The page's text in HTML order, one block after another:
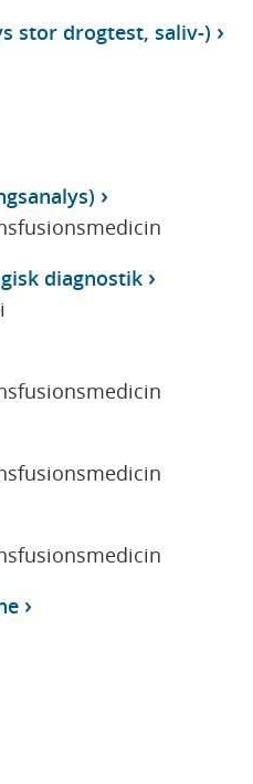
stor drogtest, saliv-)
diagnostik